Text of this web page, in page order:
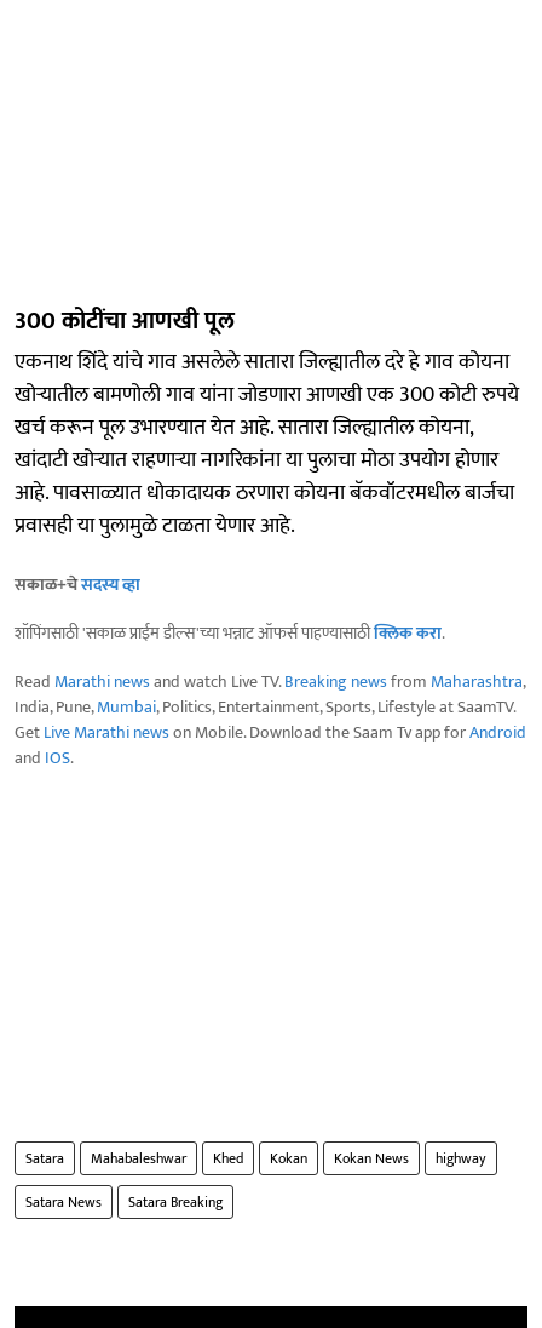
300 कोटींचा आणखी पूल
एकनाथ शिंदे यांचे गाव असलेले सातारा जिल्ह्यातील दरे हे गाव कोयना
खोऱ्यातील बामणोली गाव यांना जोडणारा आणखी एक 300 कोटी रुपये
खर्च करून पूल उभारण्यात येत आहे. सातारा जिल्ह्यातील कोयना,
खांदाटी खोऱ्यात राहणाऱ्या नागरिकांना या पुलाचा मोठा उपयोग होणार
आहे. पावसाळ्यात धोकादायक ठरणारा कोयना बॅकवॉटरमधील बार्जचा
प्रवासही या पुलामुळे टाळता येणार आहे.
सकाळ+चेसदस्य व्हा
शॉपिंगसाठी 'सकाळ प्राईम डील्स'च्या भन्नाट ऑफर्स पाहण्यासाठीक्लिक करा.
Read Marathi newsand watch Live TV.Breaking newsfrom Maharashtra,
India, Pune,Mumbai, Politics, Entertainment, Sports, Lifestyle at SaamTV.
GetLive Marathi newson Mobile. Download the Saam Tv app forAndroid
and IOS.
Satara Mahabaleshwar Khed Kokan Kokan News
highway
Satara News
Satara Breaking